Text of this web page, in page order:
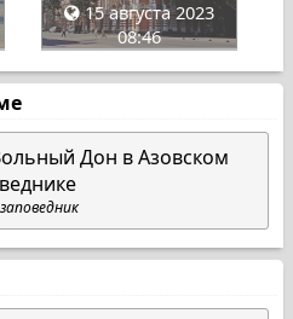
15 августа 2023
08:46
Дон в Азовском